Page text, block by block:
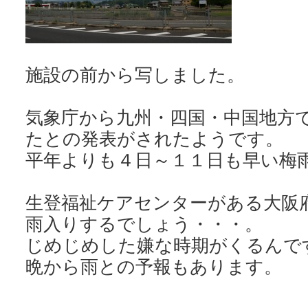
施設の前から写しました。
気象庁から九州・四国・中国地方
たとの発表がされたようです。
平年よりも４日～１１日も早い梅
生登福祉ケアセンターがある大阪
雨入りするでしょう・・・。
じめじめした嫌な時期がくるん
晩から雨との予報もあります。